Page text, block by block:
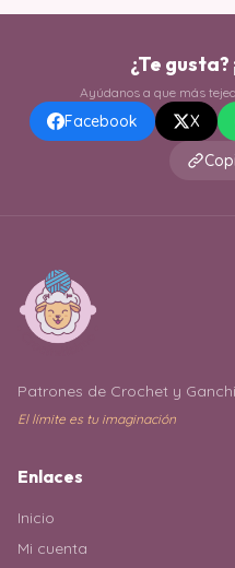
¿Te
Ayúdanos a que más
Facebook X
Patrones de Crochet y
El límite es tu imaginación
Enlaces
Inicio
Mi cuenta